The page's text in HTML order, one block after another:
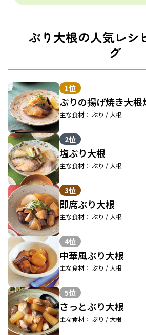
ぶり大根の人気レシ
グ
1位
ぶりの揚げ焼き大根
主な食材： ぶり / 大根
2位
塩ぶり大根
主な食材： ぶり / 大根
3位
即席ぶり大根
主な食材： ぶり / 大根
4位
中華風ぶり大根
主な食材： ぶり / 大根
5位
さっとぶり大根
主な食材： ぶり / 大根